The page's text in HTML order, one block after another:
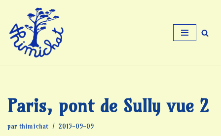
Aller
au
contenu
Paris, pont de Sully vue 2
par thimichat 2015-09-09